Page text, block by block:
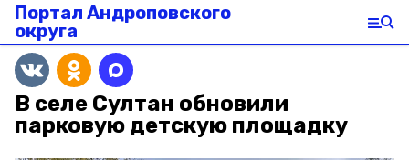
Портал Андроповского
округа
В селе Султан обновили
парковую детскую площадку